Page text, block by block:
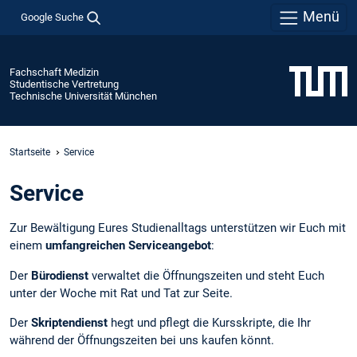
Google Suche Menü
Fachschaft Medizin
Studentische Vertretung
Technische Universität München
Startseite Service
Service
Zur Bewältigung Eures Studienalltags unterstützen wir Euch mit
einem umfangreichen Serviceangebot:
Der Bürodienst verwaltet die Öffnungszeiten und steht Euch
unter der Woche mit Rat und Tat zur Seite.
Der Skriptendienst hegt und pflegt die Kursskripte, die Ihr
während der Öffnungszeiten bei uns kaufen könnt.